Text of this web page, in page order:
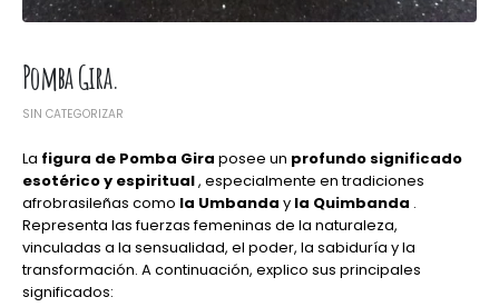
Pomba Gira.
SIN CATEGORIZAR
La figura de Pomba Gira posee un profundo significado
esotérico y espiritual, especialmente en tradiciones
afrobrasileñas como la Umbanda y la Quimbanda .
Representa las fuerzas femeninas de la naturaleza,
vinculadas a la sensualidad, el poder, la sabiduría y la
transformación. A continuación, explico sus principales
significados: